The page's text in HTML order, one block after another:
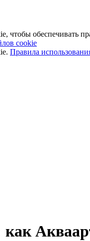
чтобы обеспечивать
cookie
Правила